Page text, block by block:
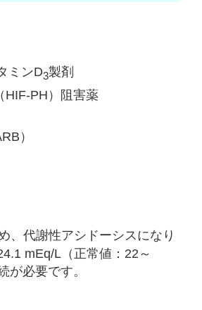
ミンD3製剤
HIF-PH）阻害薬
）
、代謝性アシドーシスになり
mEq/L（正常値：22～
が必要です。